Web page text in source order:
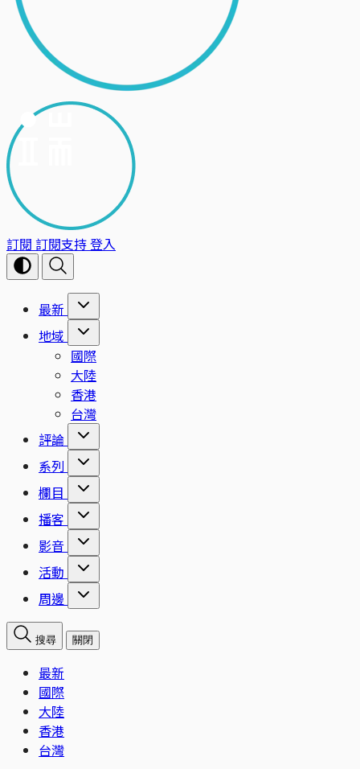
訂閱 訂閱支持登入
最新
地域
國際
大陸
香港
台灣
評論
系列
欄目
播客
影音
活動
周邊
搜尋 關閉
最新
國際
大陸
香港
台灣